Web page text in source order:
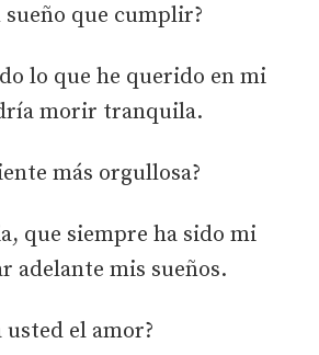
sueño que cumplir?
lo que he querido en mi
morir tranquila.
más orgullosa?
que siempre ha sido mi
adelante mis sueños.
usted el amor?